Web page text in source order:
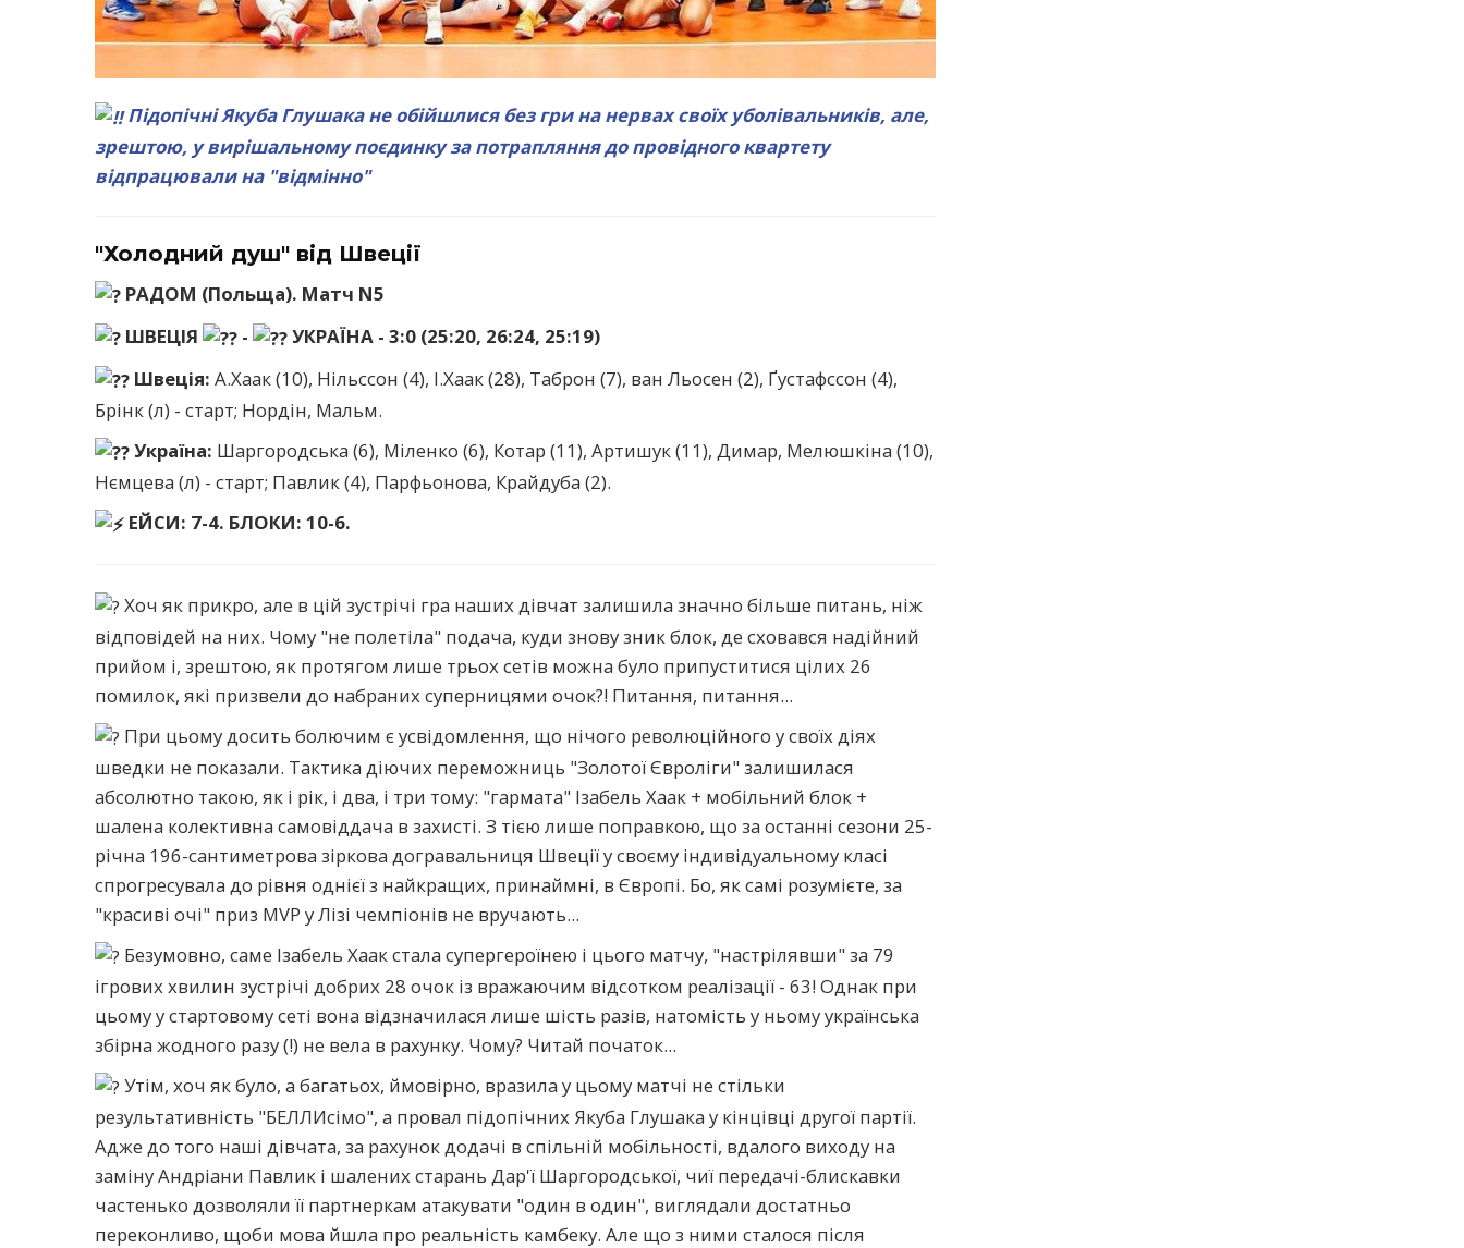
Підопічні Якуба Глушака не обійшлися без гри на нервах своїх уболівальників, але,
зрештою, у вирішальному поєдинку за потрапляння до провідного квартету
відпрацювали на "відмінно"
"Холодний душ" від Швеції
РАДОМ (Польща). Матч N5
ШВЕЦІЯ
-
УКРАЇНА - 3:0 (25:20, 26:24, 25:19)
Швеція: А.Хаак (10), Нільссон (4), І.Хаак (28), Таброн (7), ван Льосен (2), Ґустафссон (4),
Брінк (л) - старт; Нордін, Мальм.
Україна: Шаргородська (6), Міленко (6), Котар (11), Артишук (11), Димар, Мелюшкіна (10),
Нємцева (л) - старт; Павлик (4), Парфьонова, Крайдуба (2).
ЕЙСИ: 7-4. БЛОКИ: 10-6.
Хоч як прикро, але в цій зустрічі гра наших дівчат залишила значно більше питань, ніж
відповідей на них. Чому "не полетіла" подача, куди знову зник блок, де сховався надійний
прийом і, зрештою, як протягом лише трьох сетів можна було припуститися цілих 26
помилок, які призвели до набраних суперницями очок?! Питання, питання...
При цьому досить болючим є усвідомлення, що нічого революційного у своїх діях
шведки не показали. Тактика діючих переможниць "Золотої Євроліги" залишилася
абсолютно такою, як і рік, і два, і три тому: "гармата" Ізабель Хаак + мобільний блок +
шалена колективна самовіддача в захисті. З тією лише поправкою, що за останні сезони 25-
річна 196-сантиметрова зіркова догравальниця Швеції у своєму індивідуальному класі
спрогресувала до рівня однієї з найкращих, принаймні, в Європі. Бо, як самі розумієте, за
"красиві очі" приз MVP у Лізі чемпіонів не вручають...
Безумовно, саме Ізабель Хаак стала супергероїнею і цього матчу, "настрілявши" за 79
ігрових хвилин зустрічі добрих 28 очок із вражаючим відсотком реалізації - 63! Однак при
цьому у стартовому сеті вона відзначилася лише шість разів, натомість у ньому українська
збірна жодного разу (!) не вела в рахунку. Чому? Читай початок...
Утім, хоч як було, а багатьох, ймовірно, вразила у цьому матчі не стільки
результативність "БЕЛЛИсімо", а провал підопічних Якуба Глушака у кінцівці другої партії.
Адже до того наші дівчата, за рахунок додачі в спільній мобільності, вдалого виходу на
заміну Андріани Павлик і шалених старань Дар'ї Шаргородської, чиї передачі-блискавки
частенько дозволяли її партнеркам атакувати "один в один", виглядали достатньо
переконливо, щоби мова йшла про реальність камбеку. Але що з ними сталося після